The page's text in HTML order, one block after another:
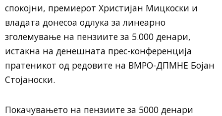
спокојни, премиерот Христијан Мицкоски и
владата донесоа одлука за линеарно
зголемување на пензиите за 5.000 денари,
истакна на денешната прес-конференција
пратеникот од редовите на ВМРО-ДПМНЕ Бојан
Стојаноски.
Покачувањето на пензиите за 5000 денари